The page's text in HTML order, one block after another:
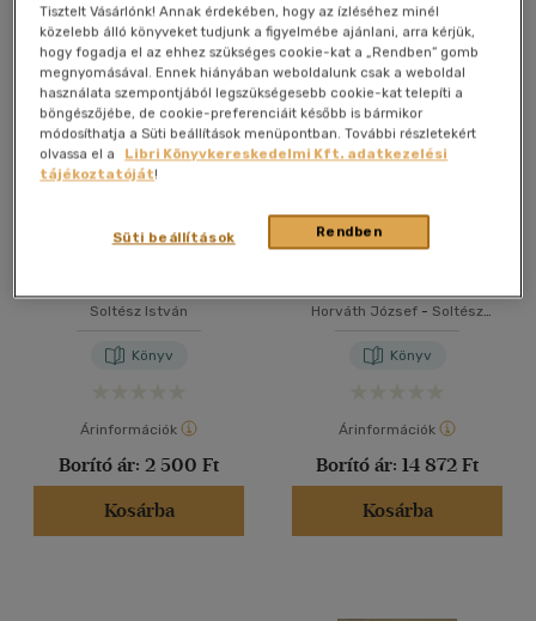
40 db / oldal
Alkalmaz
Összesen5db
Soltész István
Könyv
Árinformációk
Borító ár: 2 500 Ft
Kosárba
Horváth József - Soltész
Könyv
Árinformációk
Borító ár: 14 872 Ft
Kosárba
Tisztelt Vásárlónk! Annak érdekében, hogy az ízléséhez minél
közelebb álló könyveket tudjunk a figyelmébe ajánlani, arra kérjük,
hogy fogadja el az ehhez szükséges cookie-kat a „Rendben” gomb
megnyomásával. Ennek hiányában weboldalunk csak a weboldal
használata szempontjából legszükségesebb cookie-kat telepíti a
böngészőjébe, de cookie-preferenciáit később is bármikor
módosíthatja a Süti beállítások menüpontban. További részletekért
olvassa el a
Libri Könyvkereskedelmi Kft. adatkezelési
tájékoztatóját!
Rendben
Süti beállítások